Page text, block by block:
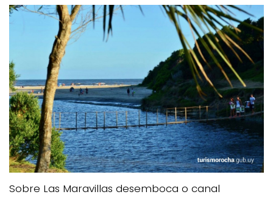
Sobre Las Maravillas desemboca o canal